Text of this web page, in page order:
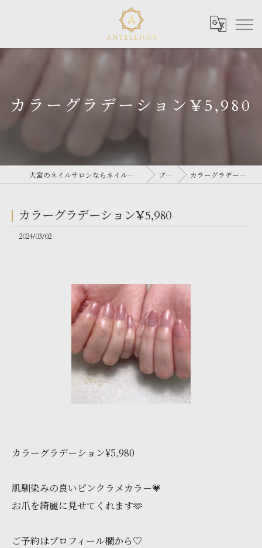
カラーグラデーション¥5,980
大宮のネイルサロンならネイルサロン Antellijan 大宮 ブログ カラーグラデーション¥5,980
カラーグラデーション¥5,980
2024/03/02
カラーグラデーション¥5,980
肌馴染みの良いピンクラメカラー💗
お爪を綺麗に見せてくれます🫶
ご予約はプロフィール欄から♡